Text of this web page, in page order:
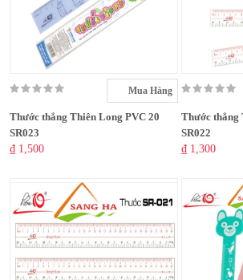
Mua Hàng
Thước thẳng Thiên Long PVC 20
SR023
₫ 1,500
Thước thẳng
SR022
₫ 1,300